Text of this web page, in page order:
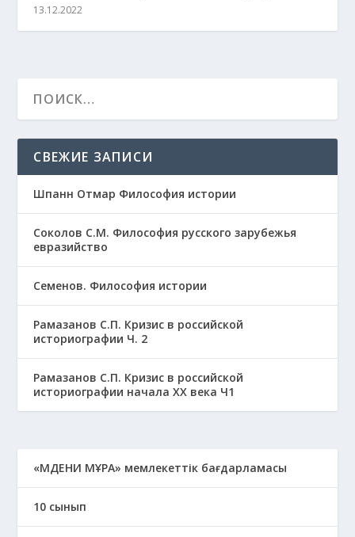
13.12.2022
СВЕЖИЕ ЗАПИСИ
Шпанн Отмар Философия истории
Соколов С.М. Философия русского зарубежья
евразийство
Семенов. Философия истории
Рамазанов С.П. Кризис в российской
историографии Ч. 2
Рамазанов С.П. Кризис в российской
историографии начала ХХ века Ч1
«МӘДЕНИ МҰРА» мемлекеттік бағдарламасы
10 сынып